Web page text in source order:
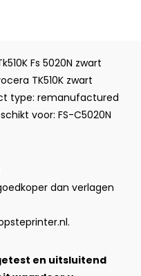
Fs 5020N zwart
TK510K zwart
type: remanufactured
voor: FS-C5020N
dan verlagen
.
en uitsluitend